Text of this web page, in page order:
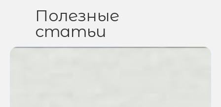
Полезные
статьи